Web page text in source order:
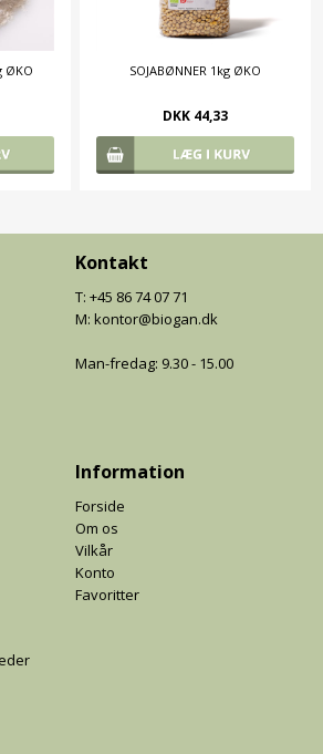
ØKO
SOJABØNNER 1kg ØKO
DKK 44,33
Kontakt
T: +45 86 74 07 71
M: kontor@biogan.dk
Man-fredag: 9.30 - 15.00
Information
Forside
Om os
Vilkår
Konto
Favoritter